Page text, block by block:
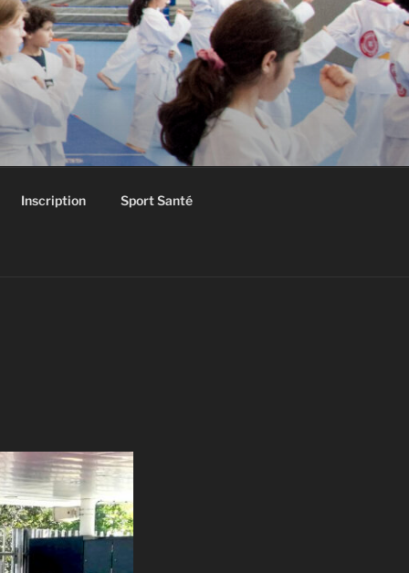
Inscription Sport Santé